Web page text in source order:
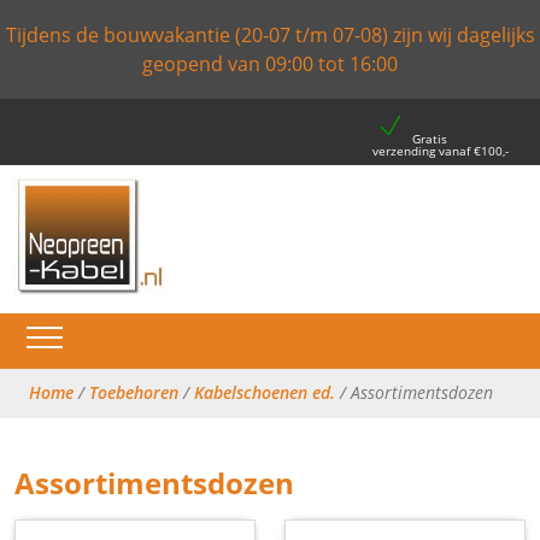
Tijdens de bouwvakantie (20-07 t/m 07-08) zijn wij dagelijks
geopend van 09:00 tot 16:00
Gratis
verzending vanaf €100,-
Home/ Toebehoren/Kabelschoenen ed. / Assortimentsdozen
Assortimentsdozen